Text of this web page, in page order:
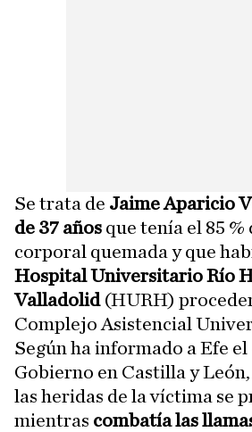
Se trata de Jaime Aparicio
de 37 años que tenía el 85 %
corporal quemada y que
Hospital Universitario Río
Valladolid(HURH)
Complejo Asistencial
Según ha informado a Efe el
Gobierno en Castilla y
las heridas de la víctima se
mientras combatía las